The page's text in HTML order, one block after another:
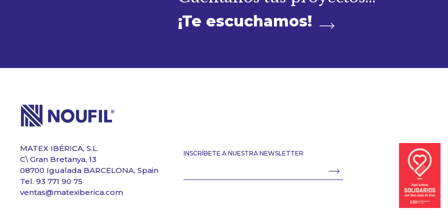
¡Te escuchamos!
MATEX IBÉRICA, S.L.
C\ Gran Bretanya, 13
08700 Igualada BARCELONA, Spain
Tel. 93 771 90 75
ventas@matexiberica.com
INSCRÍBETE A NUESTRA NEWSLETTER